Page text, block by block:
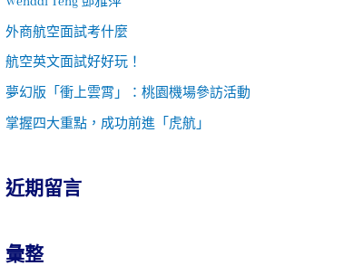
外商航空面試考什麼
航空英文面試好好玩！
夢幻版「衝上雲霄」：桃園機場參訪活動
掌握四大重點，成功前進「虎航」
近期留言
彙整